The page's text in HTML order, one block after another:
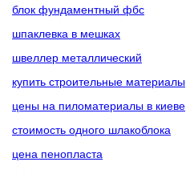
блок фундаментный фбс
шпаклевка в мешках
швеллер металлический
купить строительные материалы
цены на пиломатериалы в киеве
стоимость одного шлакоблока
цена пенопласта